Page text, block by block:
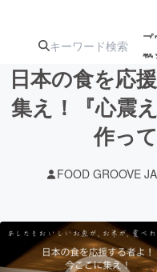
プ
載
注目のリ 注目の
テクノロジー
日本の食を応
集え！『心震
作っ
FOOD GROOVE